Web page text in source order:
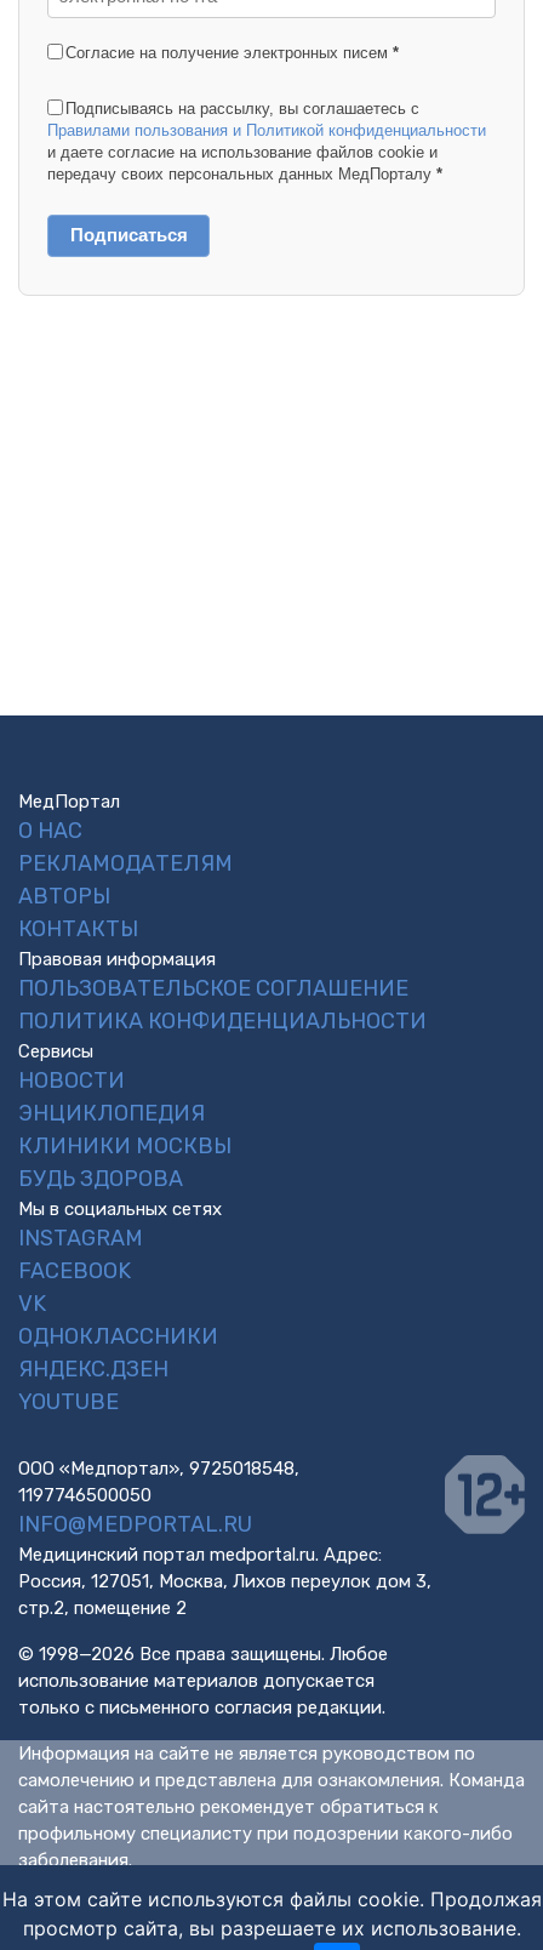
Согласие на получение электронных писем *
Подписываясь на рассылку, вы соглашаетесь с
Правилами пользования и Политикой конфиденциальности
и даете согласие на использование файлов cookie и
передачу своих персональных данных МедПорталу *
Подписаться
МедПортал
О НАС
РЕКЛАМОДАТЕЛЯМ
АВТОРЫ
КОНТАКТЫ
Правовая информация
ПОЛЬЗОВАТЕЛЬСКОЕ СОГЛАШЕНИЕ
ПОЛИТИКА КОНФИДЕНЦИАЛЬНОСТИ
Сервисы
НОВОСТИ
ЭНЦИКЛОПЕДИЯ
КЛИНИКИ МОСКВЫ
БУДЬ ЗДОРОВА
Мы в социальных сетях
INSTAGRAM
FACEBOOK
VK
ОДНОКЛАССНИКИ
ЯНДЕКС.ДЗЕН
YOUTUBE
ООО «Медпортал», 9725018548,
1197746500050
INFO@MEDPORTAL.RU
Медицинский портал medportal.ru. Адрес:
Россия, 127051, Москва, Лихов переулок дом 3,
стр.2, помещение 2
© 1998—2026 Все права защищены. Любое
использование материалов допускается
только с письменного согласия редакции.
Информация на сайте не является руководством по
самолечению и представлена для ознакомления. Команда
сайта настоятельно рекомендует обратиться к
профильному специалисту при подозрении какого-либо
заболевания.
ИМЕЮТСЯ ПРОТИВОПОКАЗАНИЯ. НЕОБХОДИМА
КОНСУЛЬТАЦИЯ СПЕЦИАЛИСТА.
На этом сайте используются файлы cookie. Продолжая
просмотр сайта, вы разрешаете их использование.